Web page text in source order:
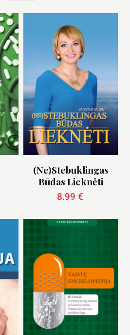
(Ne)stebuklingas
Būdas Lieknėti
8.99 €